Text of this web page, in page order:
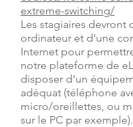
extreme-switching/
Les stagiaires devront
ordinateur et d’une
Internet pour
notre plateforme de
disposer d’un
adéquat (téléphone
micro/oreillettes, ou
sur le PC par exemple).